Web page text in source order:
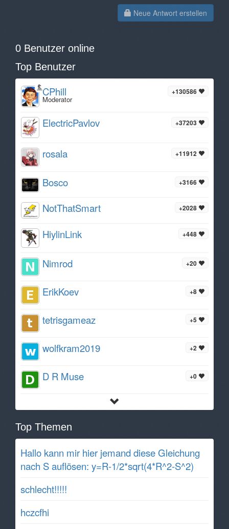
Neue Antwort erstellen
0 Benutzer online
Top Benutzer
+130586
CPhill
Moderator
+37203
ElectricPavlov
+11912
rosala
+3166
Bosco
+2028
NotThatSmart
+448
HiylinLink
+20
Nimrod
+8
ErikKoev
+5
tetrisgameaz
+2
wolfkram2019
+0
D R Muse
Top Themen
Hallo kann mir hier jemand diese Gleichung
nach S auflösen: y=R-1/2*sqrt(4*R^2-S^2)
schlecht!!!!!
hczcfhi